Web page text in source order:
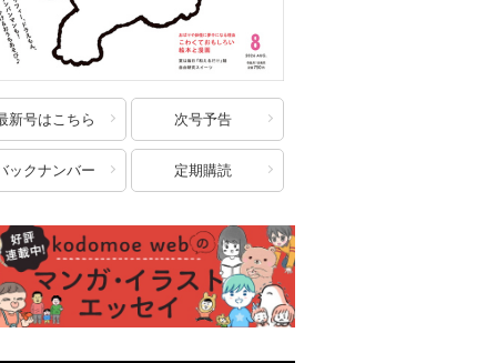
新号はこちら 次号予告
ックナンバー 定期購読